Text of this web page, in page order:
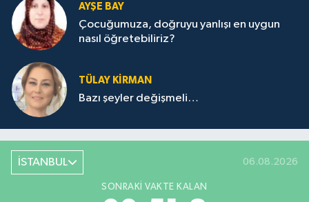
AYŞE BAY
Çocuğumuza, doğruyu yanlışı en uygun
nasıl öğretebiliriz?
TÜLAY KİRMAN
Bazı şeyler değişmeli…
İSTANBUL 06.08.2026
SONRAKI VAKTE KALAN